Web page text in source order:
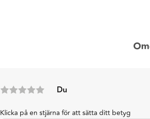
Du
Klicka på en stjärna för att sätta ditt betyg